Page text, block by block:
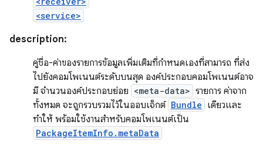
<service>
description:
คู่ชื่อ-ค่าของรายการข้อมูลเพิ่มเติมที่กำหนดเองที่สามารถ ที่ส่ง
ไปยังคอมโพเนนต์ระดับบนสุด องค์ประกอบคอมโพเนนต์อาจ
มี จำนวนองค์ประกอบย่อย <meta-data> รายการ ค่าจาก
ทั้งหมด จะถูกรวบรวมไว้ในออบเจ็กต์ Bundle เดียวและ
ทำให้ พร้อมใช้งานสำหรับคอมโพเนนต์เป็น
PackageItemInfo.metaData